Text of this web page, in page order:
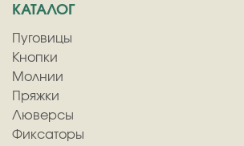
КАТАЛОГ
Пуговицы
Кнопки
Молнии
Пряжки
Люверсы
Фиксаторы